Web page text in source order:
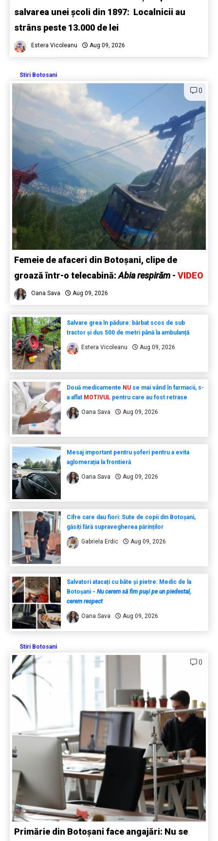
salvarea unei școli din 1897: Localnicii au
strâns peste 13.000 de lei
Estera Vicoleanu Aug 09, 2026
Stiri Botosani
0
Femeie de afaceri din Botoșani, clipe de
groază într-o telecabină:Abia respirăm - VIDEO
Oana Sava Aug 09, 2026
Salvare grea în pădure: bărbat scos de sub
tractor și dus 500 de metri până la ambulanță
Estera Vicoleanu Aug 09, 2026
Două medicamente NUse mai vând în farmacii, s-
a aflat MOTIVULpentru care au fost retrase
Oana Sava Aug 09, 2026
Mesaj important pentru șoferi pentru a evita
aglomerația la frontieră
Oana Sava Aug 09, 2026
Cifre care dau fiori: Sute de copii din Botoșani,
găsiți fără supravegherea părinților
Gabriela Erdic Aug 09, 2026
Salvatori atacați cu bâte și pietre: Medic de la
Botoșani - Nu cerem să fim puși pe un piedestal,
cerem respect
Oana Sava Aug 09, 2026
Stiri Botosani
0
Primărie din Botoșani face angajări: Nu se